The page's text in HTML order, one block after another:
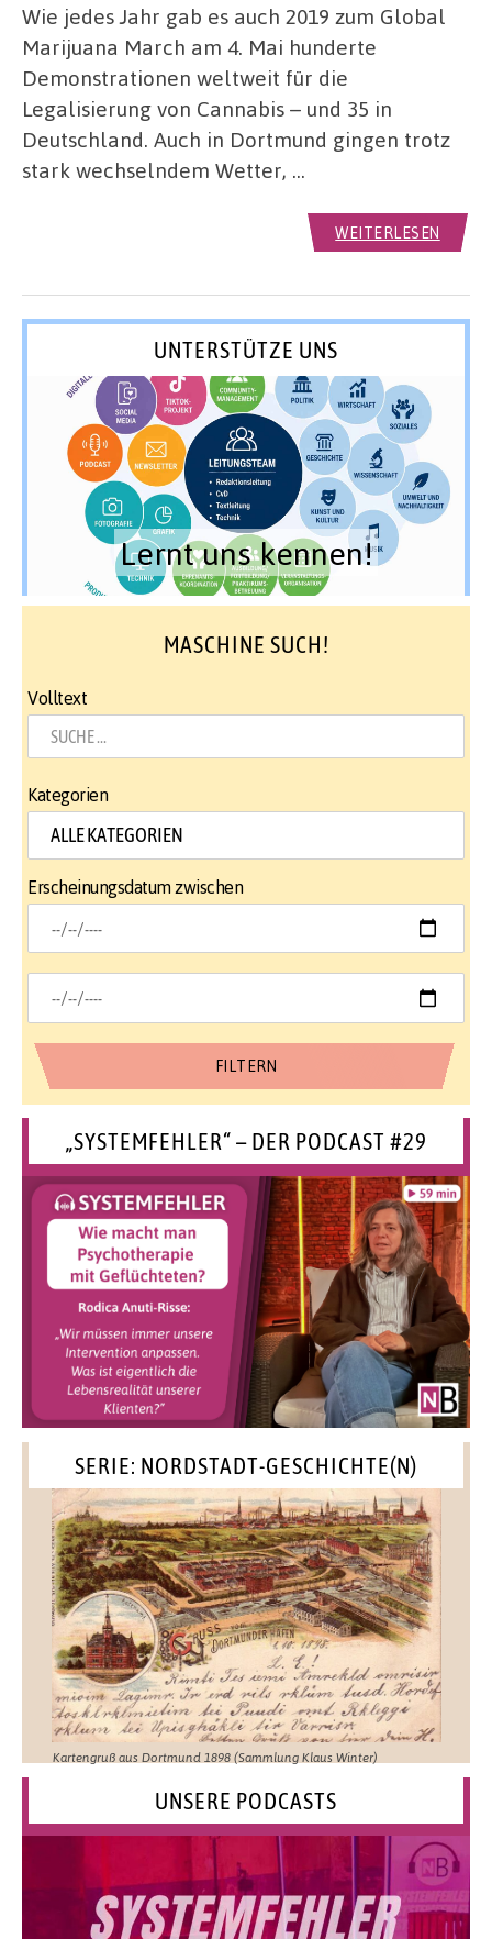
Wie jedes Jahr gab es auch 2019 zum Global
Marijuana March am 4. Mai hunderte
Demonstrationen weltweit für die
Legalisierung von Cannabis – und 35 in
Deutschland. Auch in Dortmund gingen trotz
stark wechselndem Wetter, …
WEITERLESEN
UNTERSTÜTZE UNS
Lernt uns kennen!
MASCHINE SUCH!
Volltext
Kategorien
Erscheinungsdatum zwischen
„SYSTEMFEHLER“ – DER PODCAST #29
SERIE: NORDSTADT-GESCHICHTE(N)
Kartengruß aus Dortmund 1898 (Sammlung Klaus Winter)
UNSERE PODCASTS